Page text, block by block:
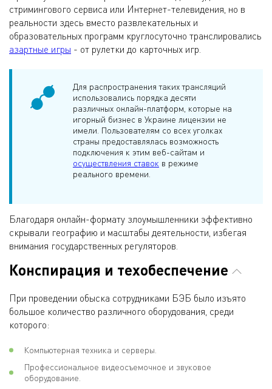
стримингового сервиса или Интернет-телевидения, но в
реальности здесь вместо развлекательных и
образовательных программ круглосуточно транслировались
азартные игры - от рулетки до карточных игр.
Для распространения таких трансляций
использовались порядка десяти
различных онлайн-платформ, которые на
игорный бизнес в Украине лицензии не
имели. Пользователям со всех уголках
страны предоставлялась возможность
подключения к этим веб-сайтам и
осуществления ставок в режиме
реального времени.
Благодаря онлайн-формату злоумышленники эффективно
скрывали географию и масштабы деятельности, избегая
внимания государственных регуляторов.
Конспирация и техобеспечение
При проведении обыска сотрудниками БЭБ было изъято
большое количество различного оборудования, среди
которого:
Компьютерная техника и серверы.
Профессиональное видеосъемочное и звуковое
оборудование.